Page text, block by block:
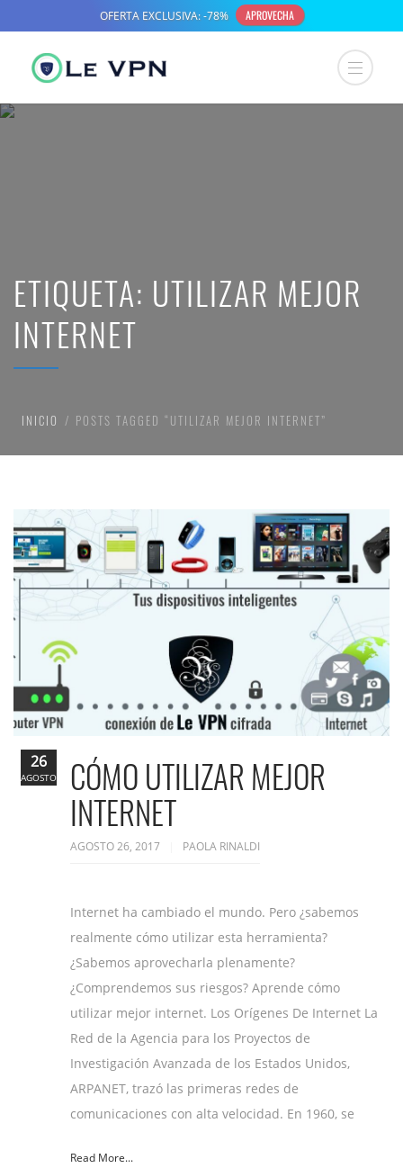
ETIQUETA: UTILIZAR MEJOR
INTERNET
INICIO POSTS TAGGED “UTILIZAR MEJOR INTERNET”
CÓMO UTILIZAR MEJOR
INTERNET
AGOSTO 26, 2017 PAOLA RINALDI
Internet ha cambiado el mundo. Pero ¿sabemos
realmente cómo utilizar esta herramienta?
¿Sabemos aprovecharla plenamente?
¿Comprendemos sus riesgos? Aprende cómo
utilizar mejor internet. Los Orígenes De Internet La
Red de la Agencia para los Proyectos de
Investigación Avanzada de los Estados Unidos,
ARPANET, trazó las primeras redes de
comunicaciones con alta velocidad. En 1960, se
Read More...
26
AGOSTO